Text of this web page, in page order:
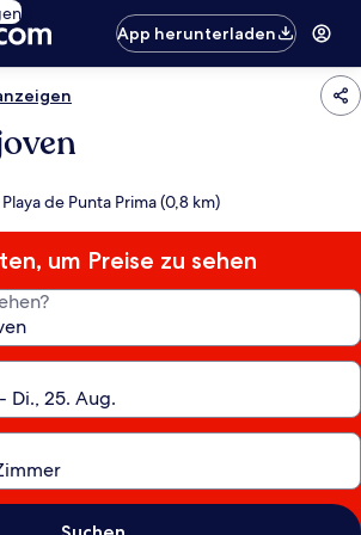
App herunterladen
de Punta Prima (0,8 km)
um Preise zu sehen